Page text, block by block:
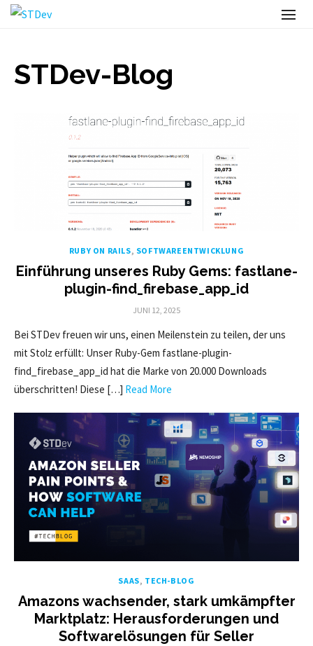
Skip
STDev-Blog
RUBY ON RAILS, SOFTWAREENTWICKLUNG
Einführung unseres Ruby Gems: fastlane-
plugin-find_firebase_app_id
POSTED
JUNI 12, 2025
Bei STDev freuen wir uns, einen Meilenstein zu teilen, der uns
mit Stolz erfüllt: Unser Ruby-Gem fastlane-plugin-
find_firebase_app_id hat die Marke von 20.000 Downloads
überschritten! Diese […] Read More
SAAS, TECH-BLOG
Amazons wachsender, stark umkämpfter
Marktplatz: Herausforderungen und
Softwarelösungen für Seller